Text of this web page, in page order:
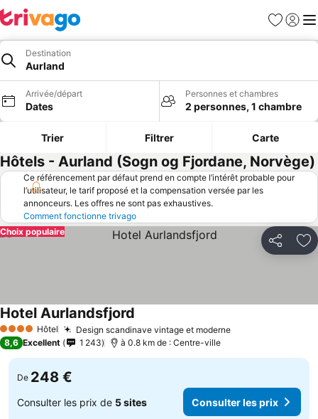
Favoris
Se
Destination
Aurland
Arrivée/départ
Dates
Personnes et chambres
2 personnes, 1 chambre
Trier Filtrer Carte
Hôtels - Aurland (Sogn og Fjordane, Norvège)
Ce référencement par défaut prend en compte l’intérêt probable pour
l’utilisateur, le tarif proposé et la compensation versée par les
annonceurs. Les offres ne sont pas exhaustives.
Comment fonctionne trivago
Partager
Choix populaire
4 Étoiles Hôtel Design scandinave vintage et moderne
Hotel Aurlandsfjord
8,6 Excellent 1 243 à 0.8 km de : Centre-ville
De 248 €
Consulter les prix de 5 sites Consulter les prix